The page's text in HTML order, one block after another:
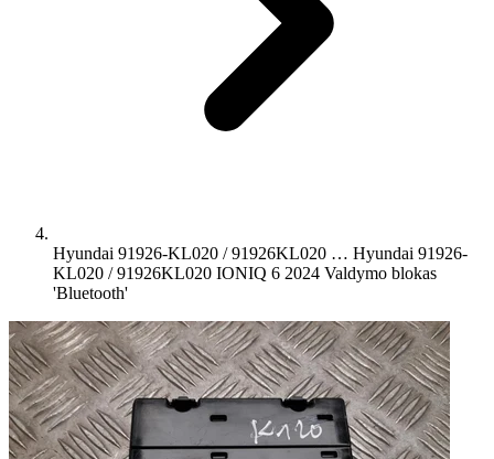
Hyundai 91926-KL020 / 91926KL020 … Hyundai 91926-
KL020 / 91926KL020 IONIQ 6 2024 Valdymo blokas
'Bluetooth'